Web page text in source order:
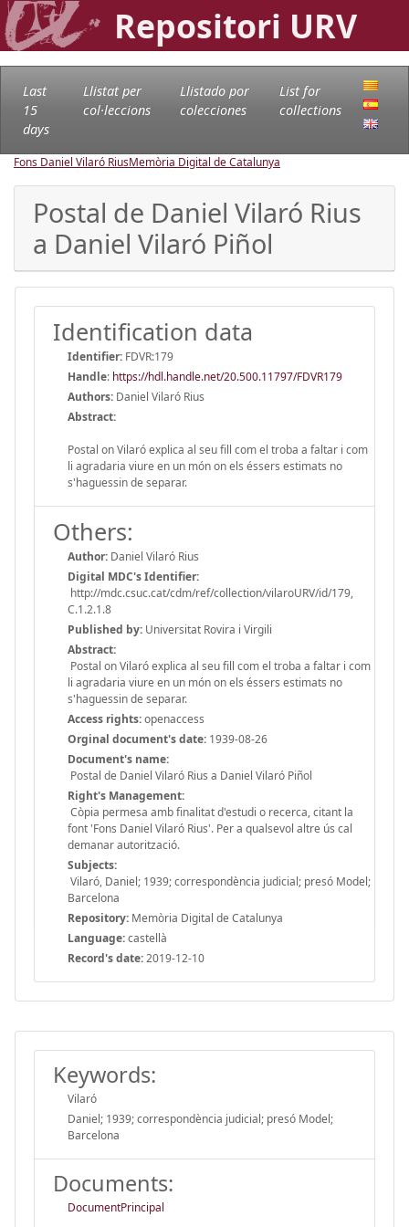
Repositori URV
Last
15
days
Llistat per
col·leccions
Llistado por
colecciones
List for
collections
Fons Daniel Vilaró RiusMemòria Digital de Catalunya
Postal de Daniel Vilaró Rius
a Daniel Vilaró Piñol
Identification data
Identifier: FDVR:179
Handle: https://hdl.handle.net/20.500.11797/FDVR179
Authors: Daniel Vilaró Rius
Abstract:
Postal on Vilaró explica al seu fill com el troba a faltar i com
li agradaria viure en un món on els éssers estimats no
s'haguessin de separar.
Others:
Author: Daniel Vilaró Rius
Digital MDC's Identifier:
http://mdc.csuc.cat/cdm/ref/collection/vilaroURV/id/179,
C.1.2.1.8
Published by: Universitat Rovira i Virgili
Abstract:
Postal on Vilaró explica al seu fill com el troba a faltar i com
li agradaria viure en un món on els éssers estimats no
s'haguessin de separar.
Access rights:openaccess
Orginal document's date: 1939-08-26
Document's name:
Postal de Daniel Vilaró Rius a Daniel Vilaró Piñol
Right's Management:
Còpia permesa amb finalitat d'estudi o recerca, citant la
font 'Fons Daniel Vilaró Rius'. Per a qualsevol altre ús cal
demanar autorització.
Subjects:
Vilaró, Daniel; 1939; correspondència judicial; presó Model;
Barcelona
Repository: Memòria Digital de Catalunya
Language:castellà
Record's date:2019-12-10
Keywords:
Vilaró
Daniel; 1939; correspondència judicial; presó Model;
Barcelona
Documents:
DocumentPrincipal